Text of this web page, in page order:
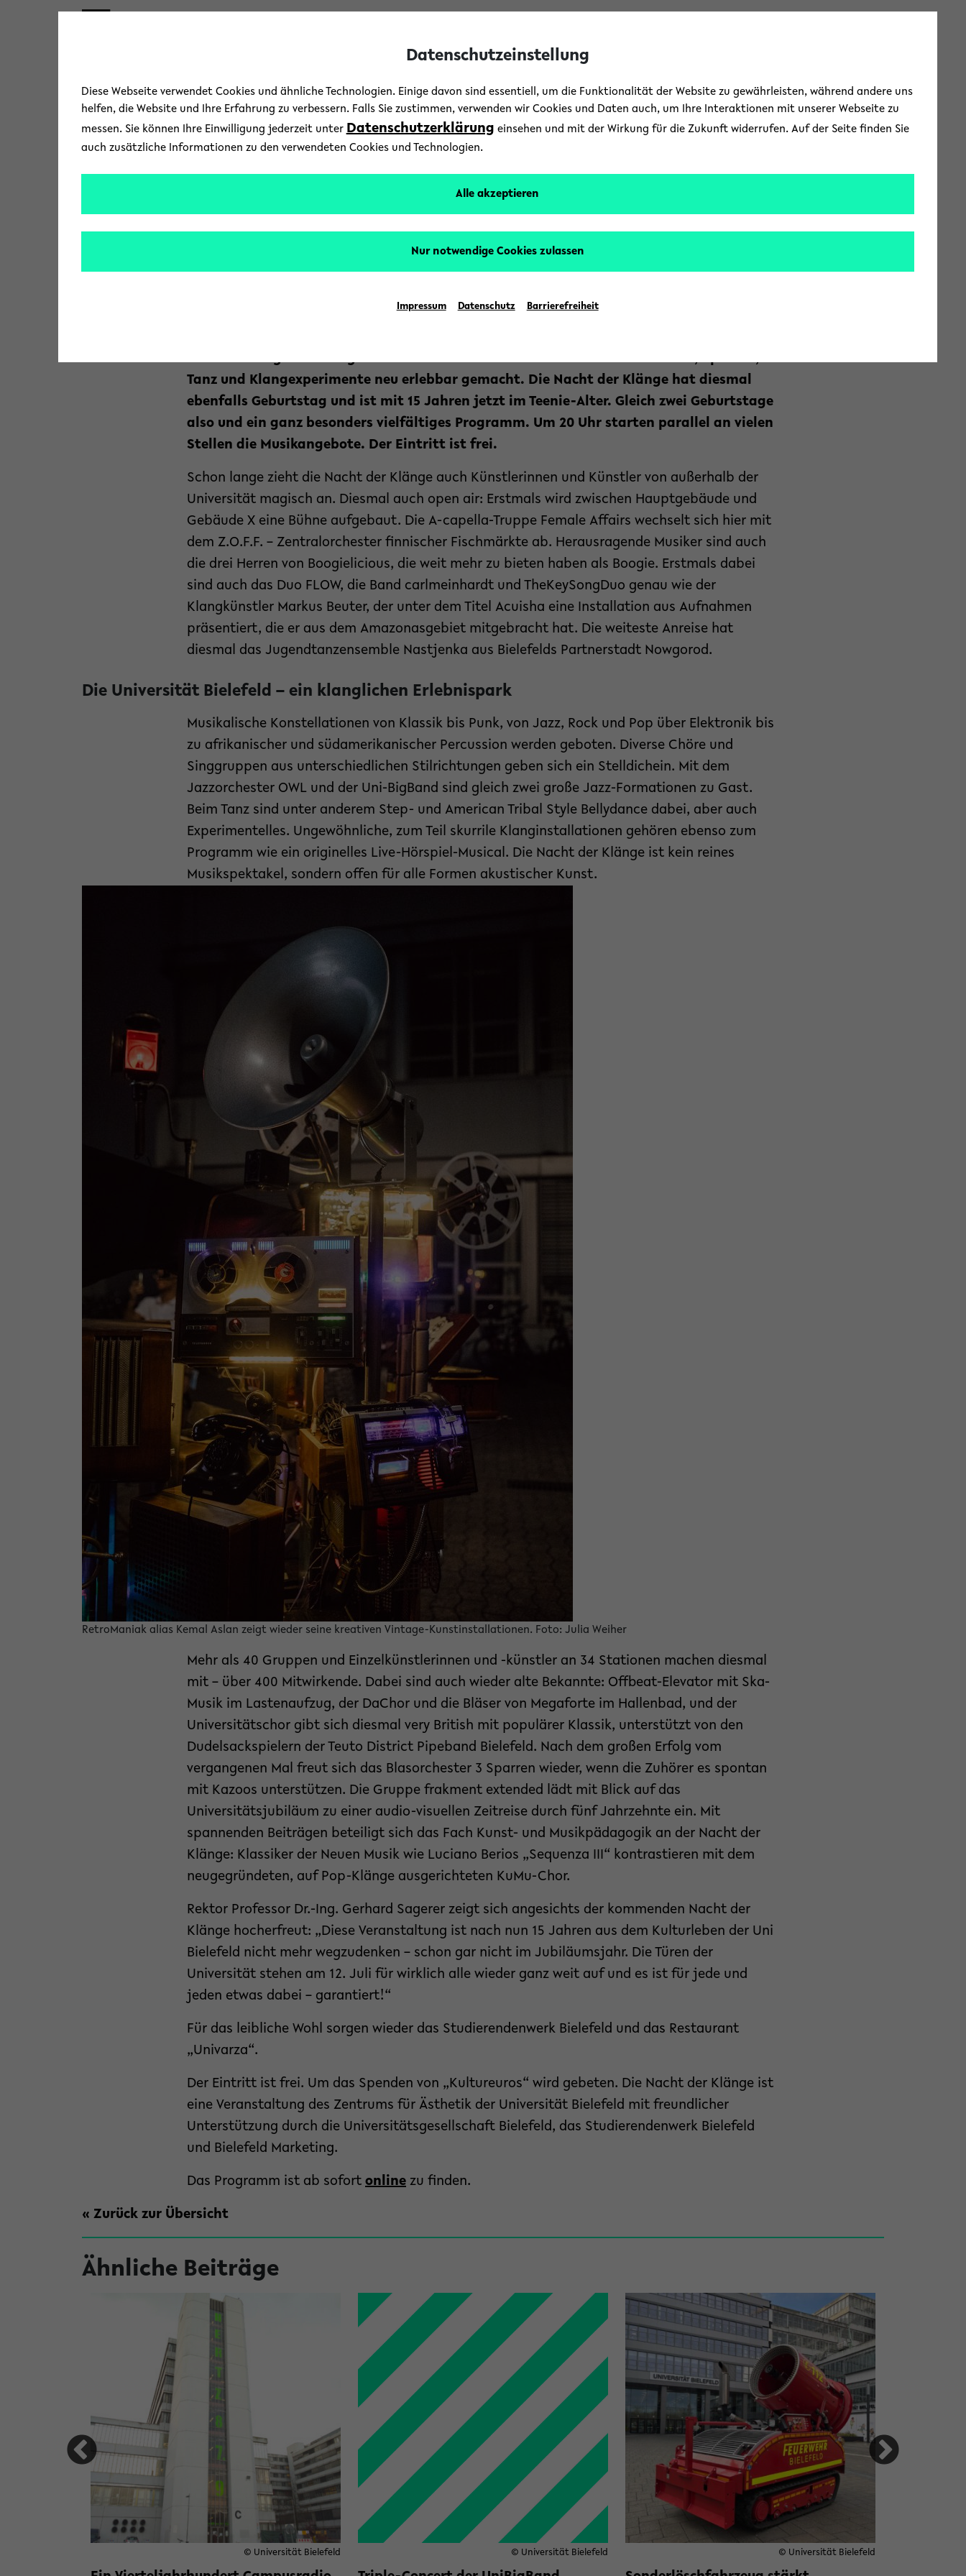
Skip to main content
« Zurück zur Übersicht
Campus/Jubiläum/Kultur/Uni-Leben
Nacht der Klänge im Jubiläumsjahr: Akustischer Kult auf
dem Campus
3. Juli 2019
Auch im Jahr des 50. Geburtstages der Universität Bielefeld gibt es eine große Nacht der
Veranstaltung die außergewöhnliche Architektur der Universität durch Musik, Sprache,
Tanz und Klangexperimente neu erlebbar gemacht. Die Nacht der Klänge hat diesmal
ebenfalls Geburtstag und ist mit 15 Jahren jetzt im Teenie-Alter. Gleich zwei Geburtstage
also und ein ganz besonders vielfältiges Programm. Um 20 Uhr starten parallel an vielen
Stellen die Musikangebote. Der Eintritt ist frei.
Schon lange zieht die Nacht der Klänge auch Künstlerinnen und Künstler von außerhalb der
Universität magisch an. Diesmal auch open air: Erstmals wird zwischen Hauptgebäude und
Gebäude X eine Bühne aufgebaut. Die A-capella-Truppe Female Affairs wechselt sich hier mit
dem Z.O.F.F. – Zentralorchester finnischer Fischmärkte ab. Herausragende Musiker sind auch
die drei Herren von Boogielicious, die weit mehr zu bieten haben als Boogie. Erstmals dabei
sind auch das Duo FLOW, die Band carlmeinhardt und TheKeySongDuo genau wie der
Klangkünstler Markus Beuter, der unter dem Titel Acuisha eine Installation aus Aufnahmen
präsentiert, die er aus dem Amazonasgebiet mitgebracht hat. Die weiteste Anreise hat
diesmal das Jugendtanzensemble Nastjenka aus Bielefelds Partnerstadt Nowgorod.
Die Universität Bielefeld – ein klanglichen Erlebnispark
Musikalische Konstellationen von Klassik bis Punk, von Jazz, Rock und Pop über Elektronik bis
zu afrikanischer und südamerikanischer Percussion werden geboten. Diverse Chöre und
Singgruppen aus unterschiedlichen Stilrichtungen geben sich ein Stelldichein. Mit dem
Jazzorchester OWL und der Uni-BigBand sind gleich zwei große Jazz-Formationen zu Gast.
Beim Tanz sind unter anderem Step- und American Tribal Style Bellydance dabei, aber auch
Experimentelles. Ungewöhnliche, zum Teil skurrile Klanginstallationen gehören ebenso zum
Programm wie ein originelles Live-Hörspiel-Musical. Die Nacht der Klänge ist kein reines
Musikspektakel, sondern offen für alle Formen akustischer Kunst.
RetroManiak alias Kemal Aslan zeigt wieder seine kreativen Vintage-Kunstinstallationen. Foto: Julia Weiher
Mehr als 40 Gruppen und Einzelkünstlerinnen und -künstler an 34 Stationen machen diesmal
mit – über 400 Mitwirkende. Dabei sind auch wieder alte Bekannte: Offbeat-Elevator mit Ska-
Musik im Lastenaufzug, der DaChor und die Bläser von Megaforte im Hallenbad, und der
Universitätschor gibt sich diesmal very British mit populärer Klassik, unterstützt von den
Dudelsackspielern der Teuto District Pipeband Bielefeld. Nach dem großen Erfolg vom
vergangenen Mal freut sich das Blasorchester 3 Sparren wieder, wenn die Zuhörer es spontan
mit Kazoos unterstützen. Die Gruppe frakment extended lädt mit Blick auf das
Universitätsjubiläum zu einer audio-visuellen Zeitreise durch fünf Jahrzehnte ein. Mit
spannenden Beiträgen beteiligt sich das Fach Kunst- und Musikpädagogik an der Nacht der
Klänge: Klassiker der Neuen Musik wie Luciano Berios „Sequenza III“ kontrastieren mit dem
neugegründeten, auf Pop-Klänge ausgerichteten KuMu-Chor.
Rektor Professor Dr.-Ing. Gerhard Sagerer zeigt sich angesichts der kommenden Nacht der
Klänge hocherfreut: „Diese Veranstaltung ist nach nun 15 Jahren aus dem Kulturleben der Uni
Bielefeld nicht mehr wegzudenken – schon gar nicht im Jubiläumsjahr. Die Türen der
Universität stehen am 12. Juli für wirklich alle wieder ganz weit auf und es ist für jede und
jeden etwas dabei – garantiert!“
Für das leibliche Wohl sorgen wieder das Studierendenwerk Bielefeld und das Restaurant
„Univarza“.
Der Eintritt ist frei. Um das Spenden von „Kultureuros“ wird gebeten. Die Nacht der Klänge ist
eine Veranstaltung des Zentrums für Ästhetik der Universität Bielefeld mit freundlicher
Unterstützung durch die Universitätsgesellschaft Bielefeld, das Studierendenwerk Bielefeld
und Bielefeld Marketing.
Das Programm ist ab sofort online zu finden.
« Zurück zur Übersicht
Ähnliche Beiträge
© Universität Bielefeld © Universität Bielefeld © Universität Bielefeld
Datenschutzeinstellung
Diese Webseite verwendet Cookies und ähnliche Technologien. Einige davon sind essentiell, um die Funktionalität der Website zu gewährleisten, während andere uns
helfen, die Website und Ihre Erfahrung zu verbessern. Falls Sie zustimmen, verwenden wir Cookies und Daten auch, um Ihre Interaktionen mit unserer Webseite zu
messen. Sie können Ihre Einwilligung jederzeit unter Datenschutzerklärung einsehen und mit der Wirkung für die Zukunft widerrufen. Auf der Seite finden Sie
auch zusätzliche Informationen zu den verwendeten Cookies und Technologien.
Alle akzeptieren
Nur notwendige Cookies zulassen
Impressum Datenschutz Barrierefreiheit